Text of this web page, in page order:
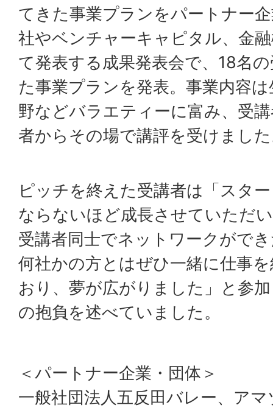
てきた事業プランをパートナー
社やベンチャーキャピタル、金
て発表する成果発表会で、18名
た事業プランを発表。事業内容
野などバラエティーに富み、受
者からその場で講評を受けまし
ピッチを終えた受講者は「スタ
ならないほど成長させていただ
受講者同士でネットワークがで
何社かの方とはぜひ一緒に仕事
おり、夢が広がりました」と参
の抱負を述べていました。
＜パートナー企業・団体＞
一般社団法人五反田バレー、ア